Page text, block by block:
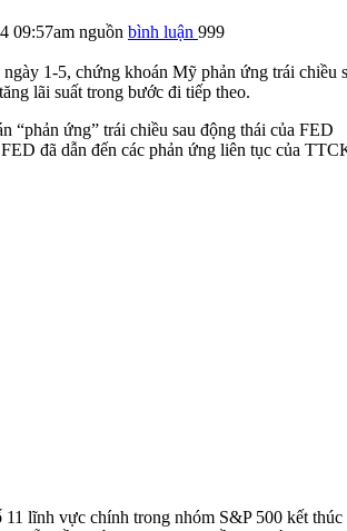
09:57am nguồn bình luận 999
1-5, chứng khoán Mỹ phản ứng trái
lãi suất trong bước đi tiếp theo.
đã dẫn đến các phản ứng liên tục của
11 lĩnh vực chính trong nhóm S&P 500 kết